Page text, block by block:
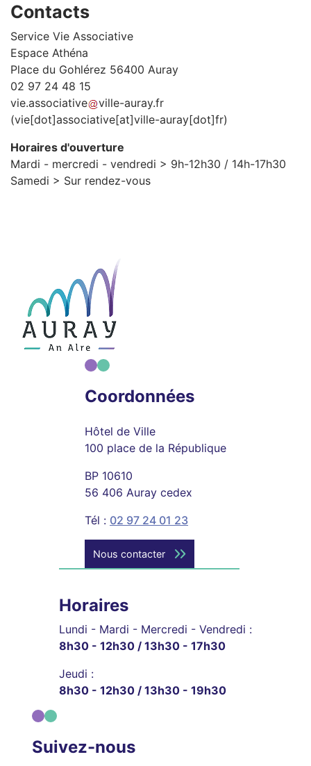
Contacts
Service Vie Associative
Espace Athéna
Place du Gohlérez 56400 Auray
02 97 24 48 15
vie.associative ville-auray.fr
(vie[dot]associative[at]ville-auray[dot]fr)
Horaires d'ouverture
Mardi - mercredi - vendredi > 9h-12h30 / 14h-17h30
Samedi > Sur rendez-vous
Coordonnées
Hôtel de Ville
100 place de la République
BP 10610
56 406 Auray cedex
Tél : 02 97 24 01 23
Nous contacter
Horaires
Lundi - Mardi - Mercredi - Vendredi :
8h30 - 12h30 / 13h30 - 17h30
Jeudi :
8h30 - 12h30 / 13h30 - 19h30
Suivez-nous